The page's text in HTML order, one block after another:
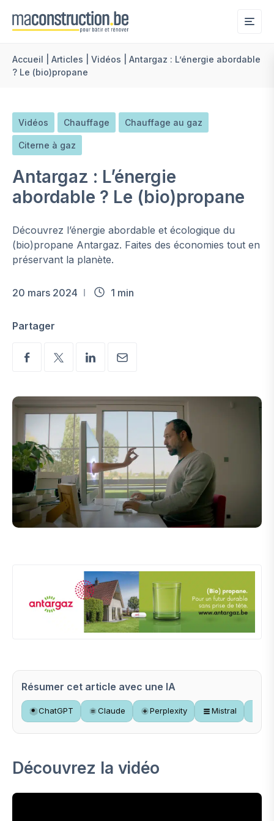
Accueil Articles Vidéos
Antargaz : L’énergie abordable
? Le (bio)propane
Vidéos Chauffage Chauffage au gaz
Citerne à gaz
Antargaz : L’énergie
abordable ? Le (bio)propane
Découvrez l’énergie abordable et écologique du
(bio)propane Antargaz. Faites des économies tout en
préservant la planète.
20 mars 2024 1 min
Partager
Résumer cet article avec une IA
ChatGPT Claude Perplexity Mistral
Découvrez la vidéo